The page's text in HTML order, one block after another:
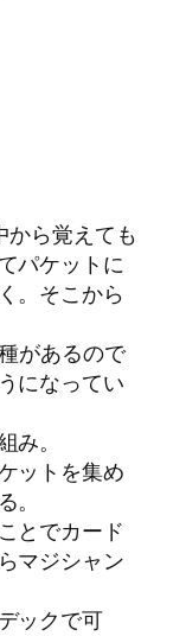
ら覚えても
パケットに
。そこから
があるので
になってい
。
ットを集め
とでカード
マジシャン
ックで可